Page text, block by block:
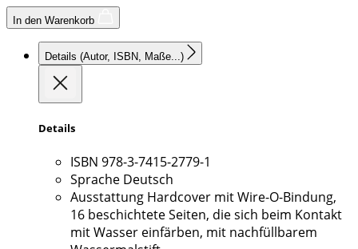
In den Warenkorb
Details (Autor, ISBN, Maße...)
Details
ISBN 978-3-7415-2779-1
Sprache Deutsch
Ausstattung Hardcover mit Wire-O-Bindung,
16 beschichtete Seiten, die sich beim Kontakt
mit Wasser einfärben, mit nachfüllbarem